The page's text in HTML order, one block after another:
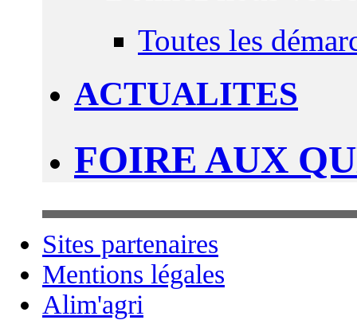
Toutes les
ACTUALITES
FOIRE AUX
Sites partenaires
Mentions légales
Alim'agri